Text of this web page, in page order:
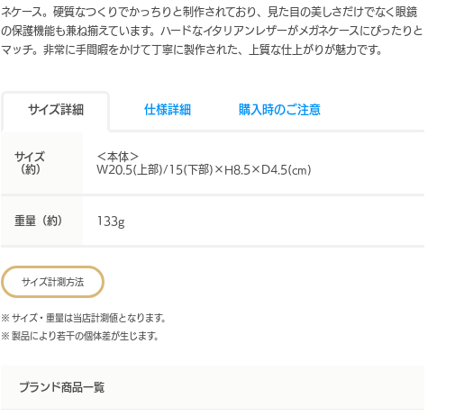
ネケース。硬質なつくりでかっちりと制作されており、見た目の美しさだけでなく眼鏡
の保護機能も兼ね揃えています。ハードなイタリアンレザーがメガネケースにぴったりと
マッチ。非常に手間暇をかけて丁寧に製作された、上質な仕上がりが魅力です。
サイズ詳細 仕様詳細 購入時のご注意
サイズ
（約）
＜本体＞
W20.5(上部)/15(下部)×H8.5×D4.5(cm)
重量（約） 133g
サイズ計測方法
※ サイズ・重量は当店計測値となります。
※ 製品により若干の個体差が生じます。
ブランド商品一覧